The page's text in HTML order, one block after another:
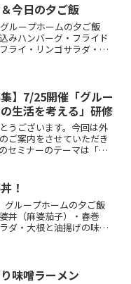
今日の夕ご飯
ループホームの夕ご飯
みハンバーグ・フライド
ライ・リンゴサラダ・に
でサクサ...
集】7/25開催「グルー
生活を考える」研修
うございます。今回は外
ご案内をさせていただき
セミナーのテーマは「グ
「どんな様子で過ごして
間はどうし...
！
グループホームの夕ご飯
丼（麻婆茄子）・春巻
ダ・大根と油揚げの味噌
材がごろ...
味噌ラーメン